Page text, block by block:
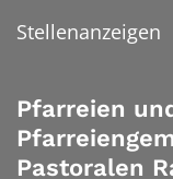
Stellenanzeigen
Pfarreien
Pastoralen